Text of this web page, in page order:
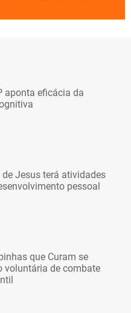
aponta eficácia da
Jesus terá atividades
pessoal
que Curam se
voluntária de combate